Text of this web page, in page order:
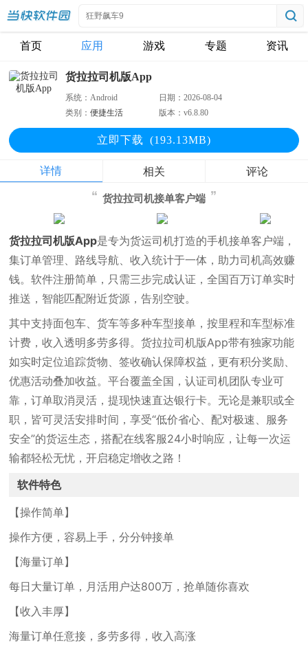
首页 应用 游戏 专题 资讯
货拉拉司机版App
系统：Android 日期：2026-08-04
类别：便捷生活 版本：v6.8.80
立即下载 (193.13MB)
详情 相关 评论
货拉拉司机接单客户端
货拉拉司机版App是专为货运司机打造的手机接单客户端，
集订单管理、路线导航、收入统计于一体，助力司机高效赚
钱。软件注册简单，只需三步完成认证，全国百万订单实时
推送，智能匹配附近货源，告别空驶。
其中支持面包车、货车等多种车型接单，按里程和车型标准
计费，收入透明多劳多得。货拉拉司机版App带有独家功能
如实时定位追踪货物、签收确认保障权益，更有积分奖励、
优惠活动叠加收益。平台覆盖全国，认证司机团队专业可
靠，订单取消灵活，提现快速直达银行卡。无论是兼职或全
职，皆可灵活安排时间，享受“低价省心、配对极速、服务
安全”的货运生态，搭配在线客服24小时响应，让每一次运
输都轻松无忧，开启稳定增收之路！
软件特色
【操作简单】
操作方便，容易上手，分分钟接单
【海量订单】
每日大量订单，月活用户达800万，抢单随你喜欢
【收入丰厚】
海量订单任意接，多劳多得，收入高涨